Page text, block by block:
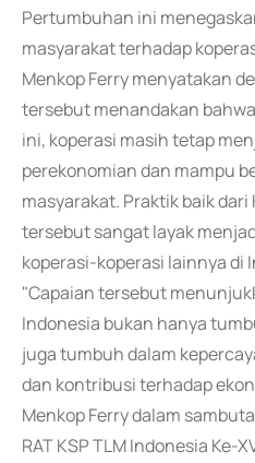
Pertumbuhan ini
masyarakat terhadap
Menkop Ferry menyatakan
tersebut menandakan
ini, koperasi masih tetap
perekonomian dan mampu
masyarakat. Praktik baik dari
tersebut sangat layak
koperasi-koperasi lainnya di
"Capaian tersebut
Indonesia bukan hanya
juga tumbuh dalam
dan kontribusi terhadap
Menkop Ferry dalam
RAT KSP TLM Indonesia Ke-